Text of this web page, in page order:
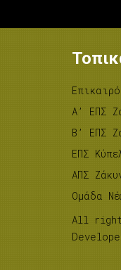
A’ ΕΠΣ
B’ ΕΠΣ
ΕΠΣ
ΑΠΣ
Ομάδα
All